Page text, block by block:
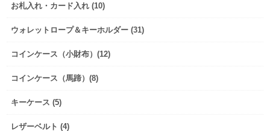
お札入れ・カード入れ (10)
ウォレットロープ＆キーホルダー (31)
コインケース（小財布）(12)
コインケース（馬蹄）(8)
キーケース (5)
レザーベルト (4)